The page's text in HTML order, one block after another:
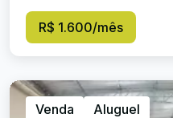
R$ 1.600/mês
Venda Aluguel